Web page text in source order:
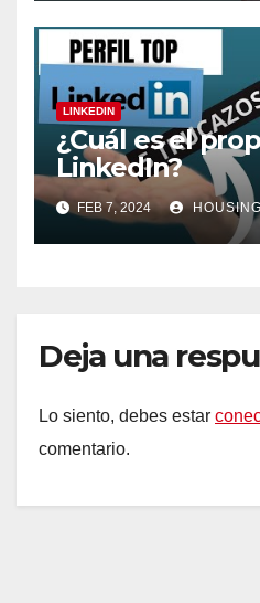
LINKEDIN
¿Cuál es el
LinkedIn?
FEB 7, 2024
Deja una
Lo siento, debes estar
comentario.